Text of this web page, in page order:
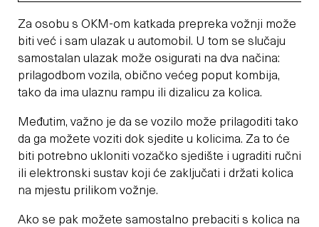
Za osobu s OKM-om katkada prepreka vožnji može
biti već i sam ulazak u automobil. U tom se slučaju
samostalan ulazak može osigurati na dva načina:
prilagodbom vozila, obično većeg poput kombija,
tako da ima ulaznu rampu ili dizalicu za kolica.
Međutim, važno je da se vozilo može prilagoditi tako
da ga možete voziti dok sjedite u kolicima. Za to će
biti potrebno ukloniti vozačko sjedište i ugraditi ručni
ili elektronski sustav koji će zaključati i držati kolica
na mjestu prilikom vožnje.
Ako se pak možete samostalno prebaciti s kolica na